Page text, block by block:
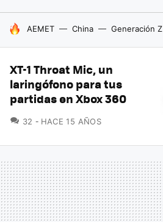
HOY SE HABLA DE
AEMET China Generación Z
XT-1 Throat Mic, un
laringófono para tus
partidas en Xbox 360
32 COMENTARIOS
HACE 15 AÑOS